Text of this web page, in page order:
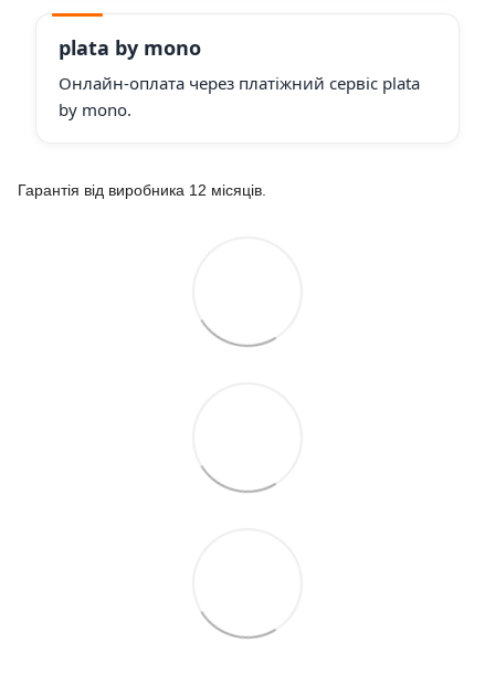
plata by mono
Онлайн-оплата через платіжний сервіс plata
by mono.
Гарантія від виробника 12 місяців.